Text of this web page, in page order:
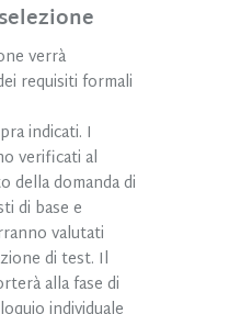
verrà
requisiti formali
indicati. I
verificati al
della domanda di
di base e
valutati
di test. Il
alla fase di